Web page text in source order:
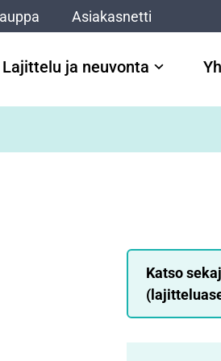
Asiakasnetti
Lajittelu ja neuvonta
Katso